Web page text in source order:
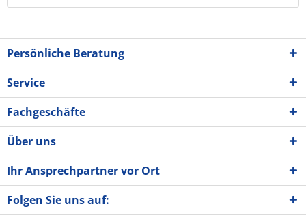
Persönliche Beratung
Service
Fachgeschäfte
Über uns
Ihr Ansprechpartner vor Ort
Folgen Sie uns auf: